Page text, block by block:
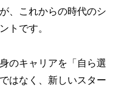
、これからの時代のシ
トです。
のキャリアを「自ら選
はなく、新しいスター